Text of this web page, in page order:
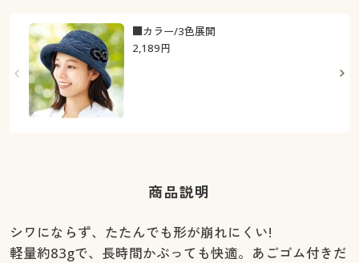
2,189円
■カラー/3色展開
商品説明
シワにならず、たたんでも形が崩れにくい!
軽量約83gで、長時間かぶっても快適。あごゴム付きだ